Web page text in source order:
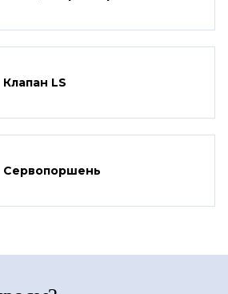
Клапан LS
Сервопоршень